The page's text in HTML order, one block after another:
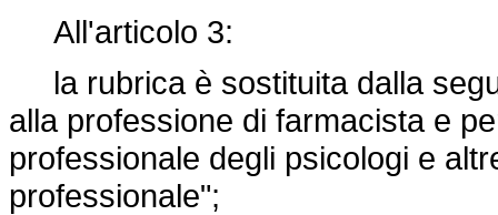
All'articolo 3:
la rubrica è sostituita dalla
alla professione di farmacista e
professionale degli psicologi e
professionale";